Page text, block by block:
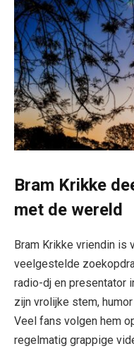
Bram Krikke
met de wereld
Bram Krikke vriendin is
veelgestelde
radio-dj en presentator
zijn vrolijke stem,
Veel fans volgen hem
regelmatig grappige